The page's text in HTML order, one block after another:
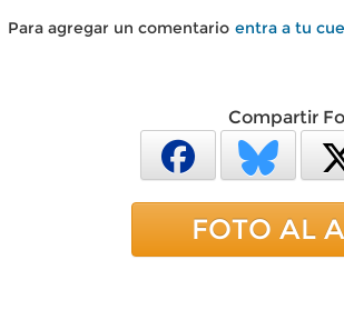
Para agregar un comentario entra a tu
Compartir
FOTO AL